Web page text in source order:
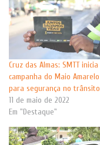
Cruz das Almas: SMTT inicia
campanha do Maio Amarelo
para segurança no trânsito
11 de maio de 2022
Em "Destaque"